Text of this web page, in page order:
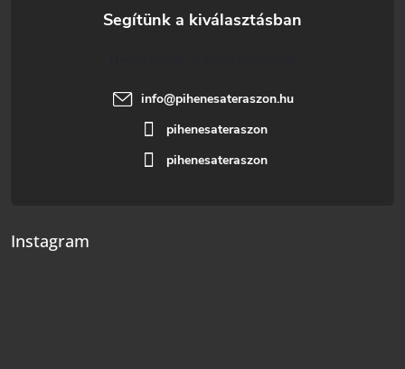
Instagram
info@pihenesateraszon.hu
pihenesateraszon
pihenesateraszon